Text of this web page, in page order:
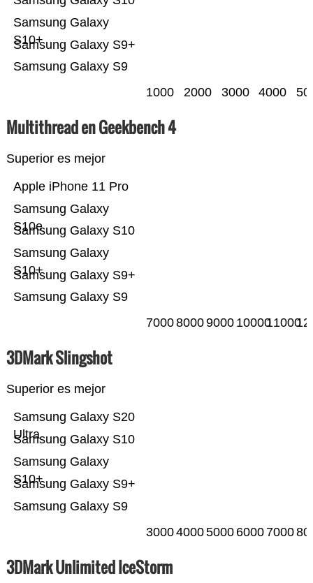
Samsung Galaxy S9
Samsung Galaxy S9+
Samsung Galaxy
S10+
1000 2000 3000 4000
Multithread en Geekbench 4
Superior es mejor
Samsung Galaxy S9
Samsung Galaxy S9+
Samsung Galaxy
S10+
Samsung Galaxy S10
Samsung Galaxy
S10e
Apple iPhone 11 Pro
700080009000 1000011000
3DMark Slingshot
Superior es mejor
Samsung Galaxy S9
Samsung Galaxy S9+
Samsung Galaxy
S10+
Samsung Galaxy S10
Samsung Galaxy S20
Ultra
300040005000 6000 7000
3DMark Unlimited IceStorm